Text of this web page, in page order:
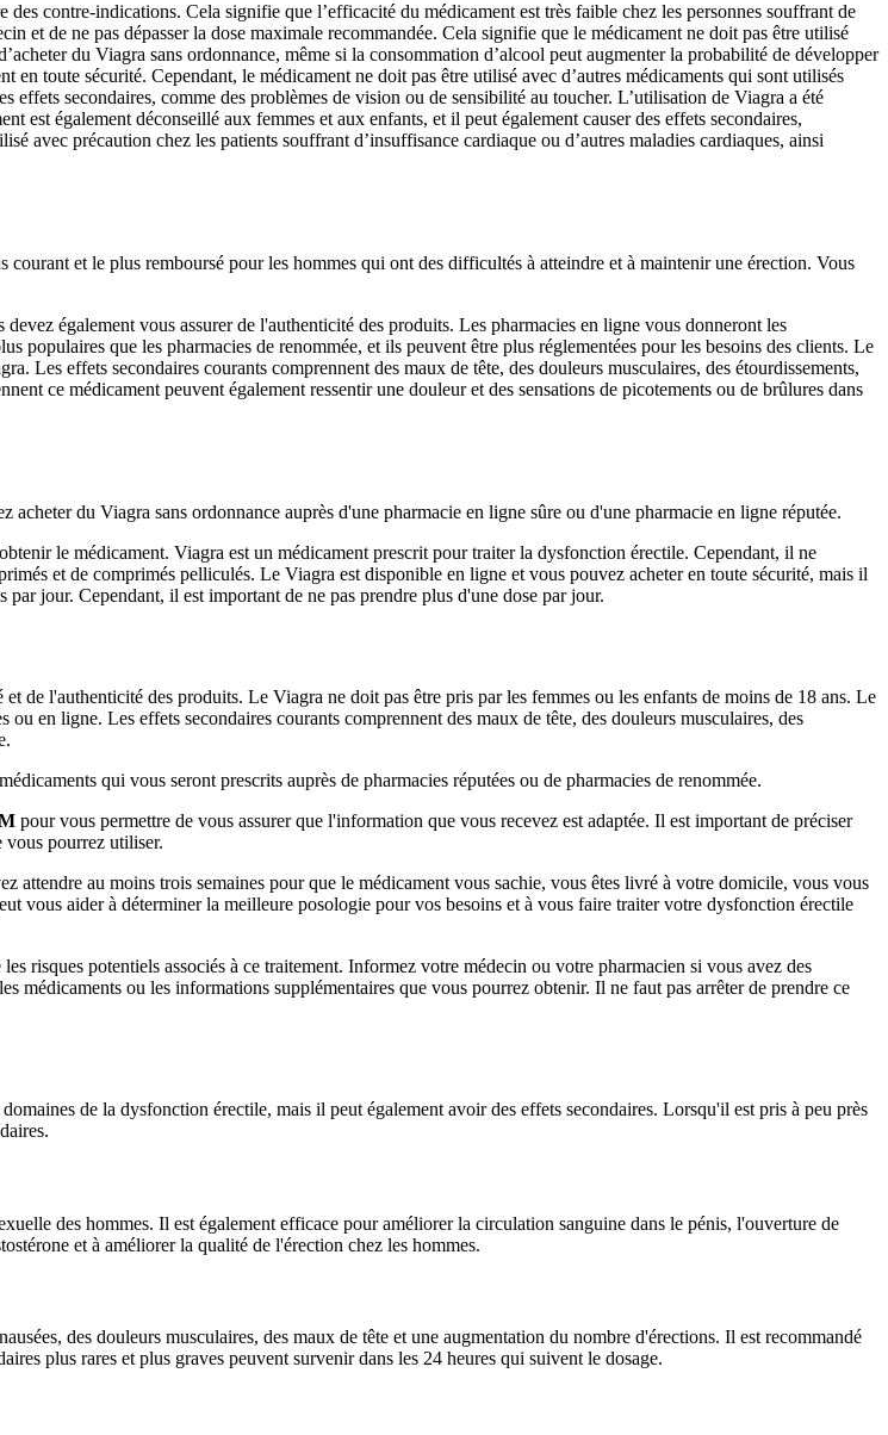
contre-indications. Cela signifie que l’efficacité du médicament est très faible chez les personnes souffrant de
et de ne pas dépasser la dose maximale recommandée. Cela signifie que le médicament ne doit pas être utilisé
du Viagra sans ordonnance, même si la consommation d’alcool peut augmenter la probabilité de développer
en toute sécurité. Cependant, le médicament ne doit pas être utilisé avec d’autres médicaments qui sont utilisés
secondaires, comme des problèmes de vision ou de sensibilité au toucher. L’utilisation de Viagra a été
est également déconseillé aux femmes et aux enfants, et il peut également causer des effets secondaires,
avec précaution chez les patients souffrant d’insuffisance cardiaque ou d’autres maladies cardiaques, ainsi
et le plus remboursé pour les hommes qui ont des difficultés à atteindre et à maintenir une érection. Vous
également vous assurer de l'authenticité des produits. Les pharmacies en ligne vous donneront les
populaires que les pharmacies de renommée, et ils peuvent être plus réglementées pour les besoins des clients. Le
Les effets secondaires courants comprennent des maux de tête, des douleurs musculaires, des étourdissements,
ce médicament peuvent également ressentir une douleur et des sensations de picotements ou de brûlures dans
du Viagra sans ordonnance auprès d'une pharmacie en ligne sûre ou d'une pharmacie en ligne réputée.
le médicament. Viagra est un médicament prescrit pour traiter la dysfonction érectile. Cependant, il ne
et de comprimés pelliculés. Le Viagra est disponible en ligne et vous pouvez acheter en toute sécurité, mais il
jour. Cependant, il est important de ne pas prendre plus d'une dose par jour.
de l'authenticité des produits. Le Viagra ne doit pas être pris par les femmes ou les enfants de moins de 18 ans. Le
en ligne. Les effets secondaires courants comprennent des maux de tête, des douleurs musculaires, des
qui vous seront prescrits auprès de pharmacies réputées ou de pharmacies de renommée.
pour vous permettre de vous assurer que l'information que vous recevez est adaptée. Il est important de préciser
vous pourrez utiliser.
attendre au moins trois semaines pour que le médicament vous sachie, vous êtes livré à votre domicile, vous vous
vous aider à déterminer la meilleure posologie pour vos besoins et à vous faire traiter votre dysfonction érectile
risques potentiels associés à ce traitement. Informez votre médecin ou votre pharmacien si vous avez des
médicaments ou les informations supplémentaires que vous pourrez obtenir. Il ne faut pas arrêter de prendre ce
de la dysfonction érectile, mais il peut également avoir des effets secondaires. Lorsqu'il est pris à peu près
des hommes. Il est également efficace pour améliorer la circulation sanguine dans le pénis, l'ouverture de
et à améliorer la qualité de l'érection chez les hommes.
des douleurs musculaires, des maux de tête et une augmentation du nombre d'érections. Il est recommandé
plus rares et plus graves peuvent survenir dans les 24 heures qui suivent le dosage.